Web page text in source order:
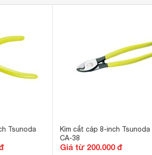
Tsunoda
Kìm cắt cáp 8-inch Tsunoda
CA-38
Giá từ 200.000 đ